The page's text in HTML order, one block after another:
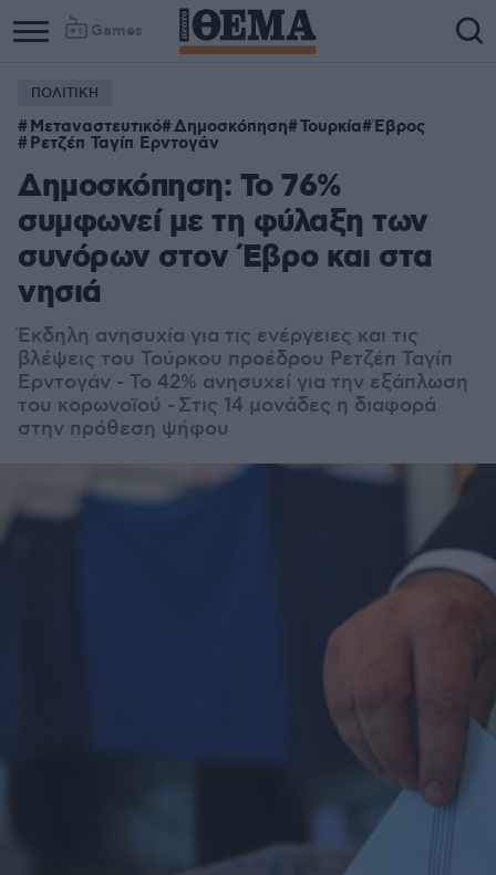
Games
ΠΟΛΙΤΙΚΗ
Μεταναστευτικό Δημοσκόπηση Τουρκία Έβρος
Ρετζέπ Ταγίπ Ερντογάν
Δημοσκόπηση: Το 76%
συμφωνεί με τη φύλαξη των
συνόρων στον Έβρο και στα
νησιά
Έκδηλη ανησυχία για τις ενέργειες και τις
βλέψεις του Τούρκου προέδρου Ρετζέπ Ταγίπ
Ερντογάν - Το 42% ανησυχεί για την εξάπλωση
του κορωνοϊού - Στις 14 μονάδες η διαφορά
στην πρόθεση ψήφου